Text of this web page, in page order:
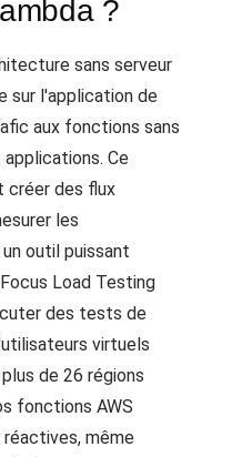
?
sans serveur
sur l'application de
aux fonctions sans
Ce
créer des flux
les
outil puissant
Load Testing
des tests de
virtuels
de 26 régions
fonctions AWS
même